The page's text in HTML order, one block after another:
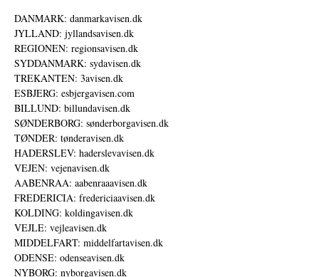
DANMARK: danmarkavisen.dk
JYLLAND: jyllandsavisen.dk
REGIONEN: regionsavisen.dk
SYDDANMARK: sydavisen.dk
TREKANTEN: 3avisen.dk
ESBJERG: esbjergavisen.com
BILLUND: billundavisen.dk
SØNDERBORG: sønderborgavisen.dk
TØNDER: tønderavisen.dk
HADERSLEV: haderslevavisen.dk
VEJEN: vejenavisen.dk
AABENRAA: aabenraaavisen.dk
FREDERICIA: fredericiaavisen.dk
KOLDING: koldingavisen.dk
VEJLE: vejleavisen.dk
MIDDELFART: middelfartavisen.dk
ODENSE: odenseavisen.dk
NYBORG: nyborgavisen.dk